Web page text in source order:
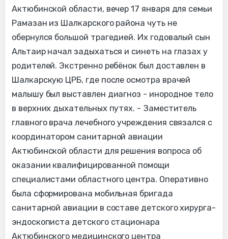
Актюбинской области, вечер 17 января для семьи
Рамазан из Шалкарского района чуть не
обернулся большой трагедией. Их годовалый сын
Альтаир начал задыхаться и синеть на глазах у
родителей. Экстренно ребёнок был доставлен в
Шалкарскую ЦРБ, где после осмотра врачей
малышу был выставлен диагноз - инородное тело
в верхних дыхательных путях. - Заместитель
главного врача лечебного учреждения связался с
координатором санитарной авиации
Актюбинской области для решения вопроса об
оказании квалифицированной помощи
специалистами областного центра. Оперативно
была сформирована мобильная бригада
санитарной авиации в составе детского хирурга-
эндоскописта детского стационара
Актюбинского медицинского центра